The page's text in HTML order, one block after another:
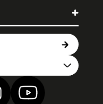
Facebook
ons op Instagram
Vind ons op